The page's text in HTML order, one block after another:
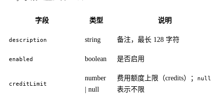
字段 类型 说明
description string 备注，最长 128 字符
enabled boolean 是否启用
creditLimit
number
| null
费用额度上限（credits）； null
表示不限